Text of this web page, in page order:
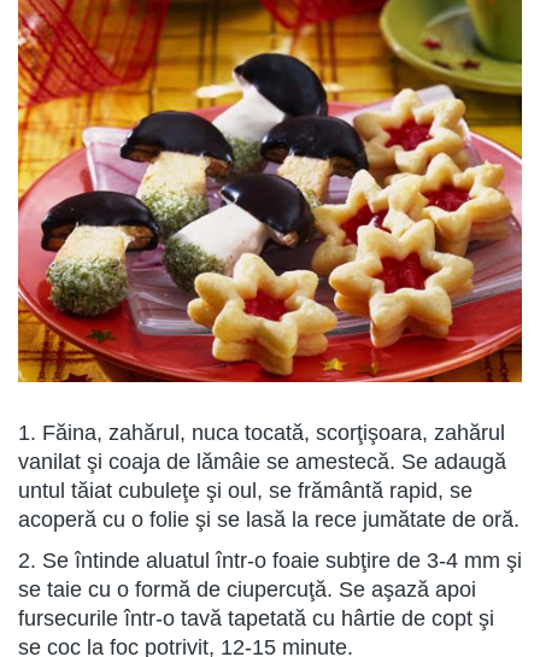
1. Făina, zahărul, nuca tocată, scorţişoara, zahărul
vanilat şi coaja de lămâie se amestecă. Se adaugă
untul tăiat cubuleţe şi oul, se frământă rapid, se
acoperă cu o folie şi se lasă la rece jumătate de oră.
2. Se întinde aluatul într-o foaie subţire de 3-4 mm şi
se taie cu o formă de ciupercuţă. Se aşază apoi
fursecurile într-o tavă tapetată cu hârtie de copt şi
se coc la foc potrivit, 12-15 minute.